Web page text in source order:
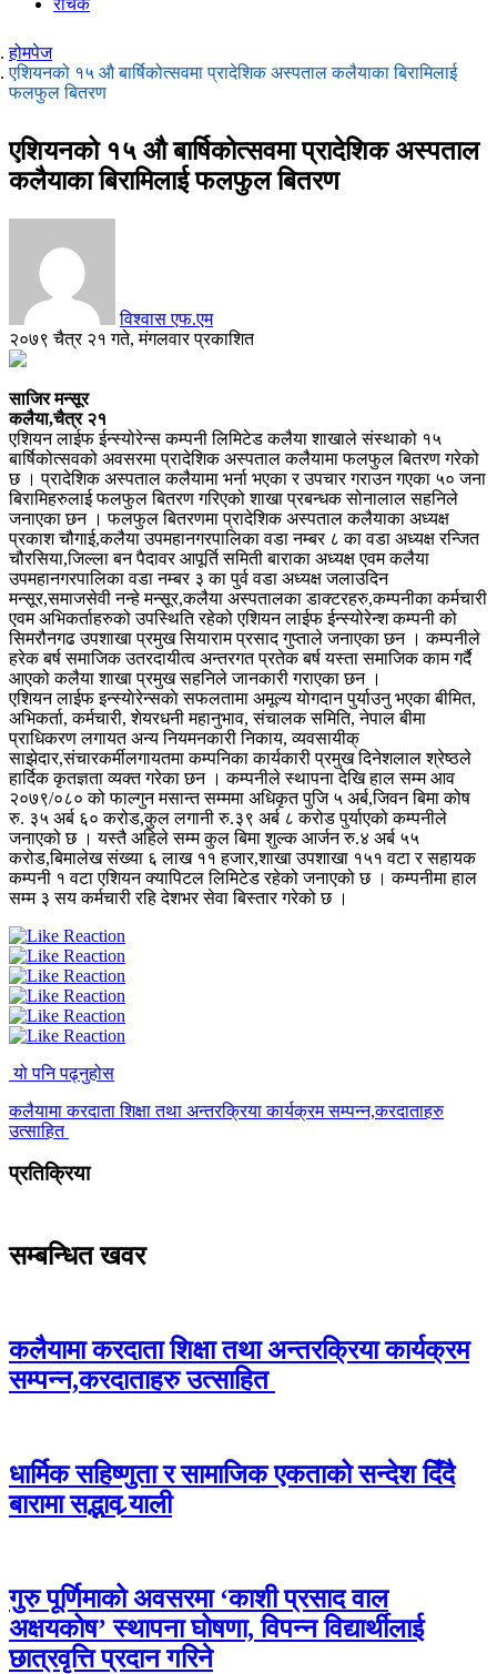
रोचक
होमपेज
एशियनको १५ औ बार्षिकोत्सवमा प्रादेशिक अस्पताल कलैयाका बिरामिलाई
फलफुल बितरण
एशियनको १५ औ बार्षिकोत्सवमा प्रादेशिक अस्पताल
कलैयाका बिरामिलाई फलफुल बितरण
विश्वास एफ.एम
२०७९ चैत्र २१ गते, मंगलवार प्रकाशित
साजिर मन्सूर
कलैया,चैत्र २१
एशियन लाईफ ईन्स्योरेन्स कम्पनी लिमिटेड कलैया शाखाले संस्थाको १५
बार्षिकोत्सवको अवसरमा प्रादेशिक अस्पताल कलैयामा फलफुल बितरण गरेको
छ । प्रादेशिक अस्पताल कलैयामा भर्ना भएका र उपचार गराउन गएका ५० जना
बिरामिहरुलाई फलफुल बितरण गरिएको शाखा प्रबन्धक सोनालाल सहनिले
जनाएका छन । फलफुल बितरणमा प्रादेशिक अस्पताल कलैयाका अध्यक्ष
प्रकाश चौगाई,कलैया उपमहानगरपालिका वडा नम्बर ८ का वडा अध्यक्ष रन्जित
चौरसिया,जिल्ला बन पैदावर आपूर्ति समिती बाराका अध्यक्ष एवम कलैया
उपमहानगरपालिका वडा नम्बर ३ का पुर्व वडा अध्यक्ष जलाउदिन
मन्सूर,समाजसेवी नन्हे मन्सूर,कलैया अस्पतालका डाक्टरहरु,कम्पनीका कर्मचारी
एवम अभिकर्ताहरुको उपस्थिति रहेको एशियन लाईफ ईन्स्योरेन्श कम्पनी को
सिमरौनगढ उपशाखा प्रमुख सियाराम प्रसाद गुप्ताले जनाएका छन । कम्पनीले
हरेक बर्ष समाजिक उतरदायीत्व अन्तरगत प्रतेक बर्ष यस्ता समाजिक काम गर्दै
आएको कलैया शाखा प्रमुख सहनिले जानकारी गराएका छन ।
एशियन लाईफ इन्स्याेरेन्सकाे सफलतामा अमूल्य याेगदान पुर्याउनु भएका बीमित,
अभिकर्ता, कर्मचारी, शेयरधनी महानुभाव, संचालक समिति, नेपाल बीमा
प्राधिकरण लगायत अन्य नियमनकारी निकाय, व्यवसायीक्
साझेदार,संचारकर्मीलगायतमा कम्पनिका कार्यकारी प्रमुख दिनेशलाल श्रेष्ठले
हार्दिक कृतज्ञता व्यक्त गरेका छन । कम्पनीले स्थापना देखि हाल सम्म आव
२०७९/०८० को फाल्गुन मसान्त सम्ममा अधिकृत पुजि ५ अर्ब,जिवन बिमा कोष
रु. ३५ अर्ब ६० करोड,कुल लगानी रु.३९ अर्ब ८ करोड पुर्याएको कम्पनीले
जनाएको छ । यस्तै अहिले सम्म कुल बिमा शुल्क आर्जन रु.४ अर्ब ५५
करोड,बिमालेख संख्या ६ लाख ११ हजार,शाखा उपशाखा १५१ वटा र सहायक
कम्पनी १ वटा एशियन क्यापिटल लिमिटेड रहेको जनाएको छ । कम्पनीमा हाल
सम्म ३ सय कर्मचारी रहि देशभर सेवा बिस्तार गरेको छ ।
यो पनि पढ्नुहोस
कलैयामा करदाता शिक्षा तथा अन्तरक्रिया कार्यक्रम सम्पन्न,करदाताहरु
उत्साहित
प्रतिक्रिया
सम्बन्धित खवर
कलैयामा करदाता शिक्षा तथा अन्तरक्रिया कार्यक्रम
सम्पन्न,करदाताहरु उत्साहित
धार्मिक सहिष्णुता र सामाजिक एकताको सन्देश दिँदै
बारामा सद्भाव र्‍याली
गुरु पूर्णिमाको अवसरमा ‘काशी प्रसाद वाल
अक्षयकोष’ स्थापना घोषणा, विपन्न विद्यार्थीलाई
छात्रवृत्ति प्रदान गरिने